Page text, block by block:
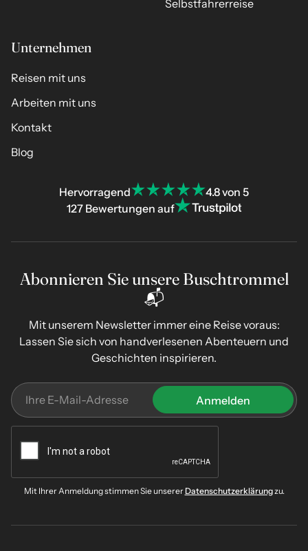
Selbstfahrerreise
Unternehmen
Reisen mit uns
Arbeiten mit uns
Kontakt
Blog
Hervorragend
4.8 von 5
127 Bewertungen auf
Abonnieren Sie unsere Buschtrommel
📬
Mit unserem Newsletter immer eine Reise voraus:
Lassen Sie sich von handverlesenen Abenteuern und
Geschichten inspirieren.
Mit Ihrer Anmeldung stimmen Sie unsererDatenschutzerklärungzu.